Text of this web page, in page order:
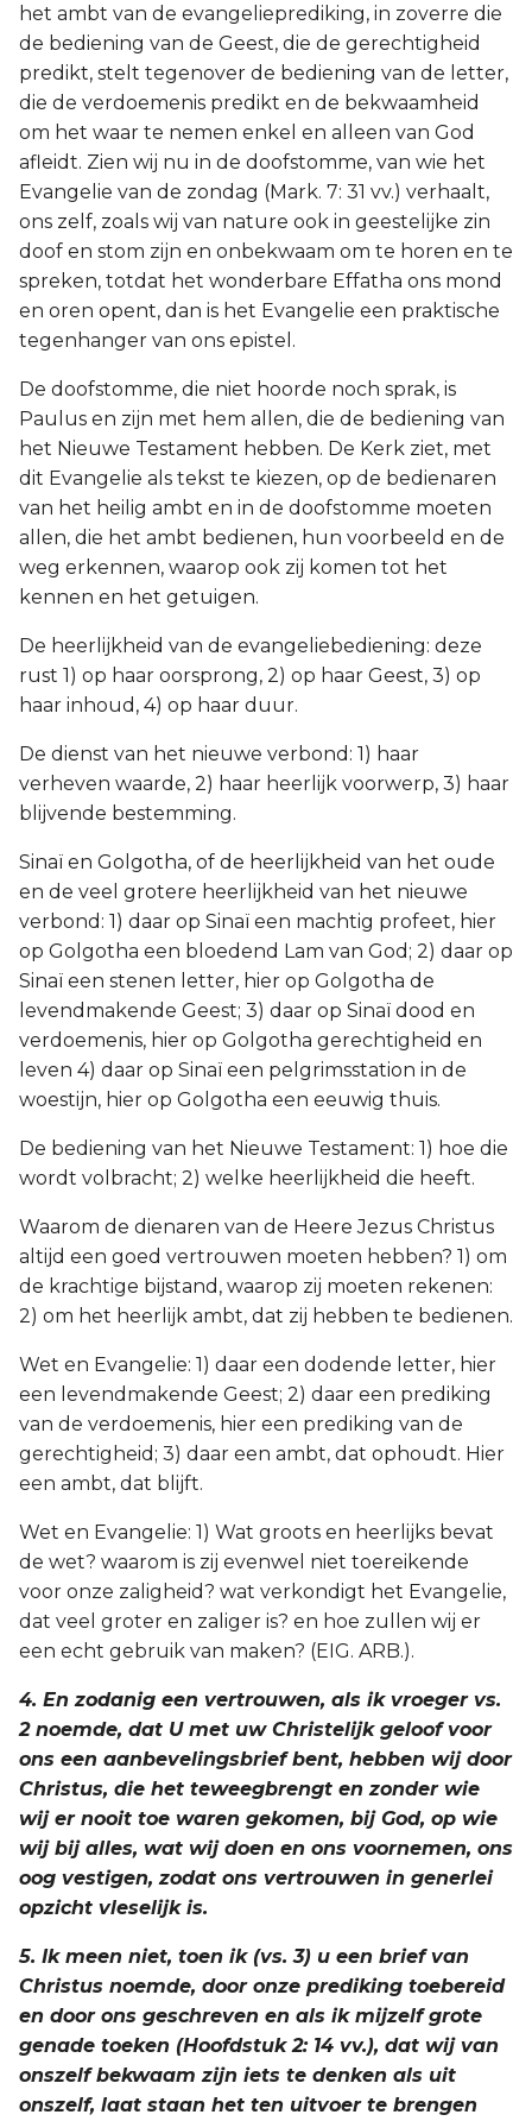
het ambt van de evangelieprediking, in zoverre die
de bediening van de Geest, die de gerechtigheid
predikt, stelt tegenover de bediening van de letter,
die de verdoemenis predikt en de bekwaamheid
om het waar te nemen enkel en alleen van God
afleidt. Zien wij nu in de doofstomme, van wie het
Evangelie van de zondag (Mark. 7: 31 vv.) verhaalt,
ons zelf, zoals wij van nature ook in geestelijke zin
doof en stom zijn en onbekwaam om te horen en te
spreken, totdat het wonderbare Effatha ons mond
en oren opent, dan is het Evangelie een praktische
tegenhanger van ons epistel.
De doofstomme, die niet hoorde noch sprak, is
Paulus en zijn met hem allen, die de bediening van
het Nieuwe Testament hebben. De Kerk ziet, met
dit Evangelie als tekst te kiezen, op de bedienaren
van het heilig ambt en in de doofstomme moeten
allen, die het ambt bedienen, hun voorbeeld en de
weg erkennen, waarop ook zij komen tot het
kennen en het getuigen.
De heerlijkheid van de evangeliebediening: deze
rust 1) op haar oorsprong, 2) op haar Geest, 3) op
haar inhoud, 4) op haar duur.
De dienst van het nieuwe verbond: 1) haar
verheven waarde, 2) haar heerlijk voorwerp, 3) haar
blijvende bestemming.
Sinaï en Golgotha, of de heerlijkheid van het oude
en de veel grotere heerlijkheid van het nieuwe
verbond: 1) daar op Sinaï een machtig profeet, hier
op Golgotha een bloedend Lam van God; 2) daar op
Sinaï een stenen letter, hier op Golgotha de
levendmakende Geest; 3) daar op Sinaï dood en
verdoemenis, hier op Golgotha gerechtigheid en
leven 4) daar op Sinaï een pelgrimsstation in de
woestijn, hier op Golgotha een eeuwig thuis.
De bediening van het Nieuwe Testament: 1) hoe die
wordt volbracht; 2) welke heerlijkheid die heeft.
Waarom de dienaren van de Heere Jezus Christus
altijd een goed vertrouwen moeten hebben? 1) om
de krachtige bijstand, waarop zij moeten rekenen:
2) om het heerlijk ambt, dat zij hebben te bedienen.
Wet en Evangelie: 1) daar een dodende letter, hier
een levendmakende Geest; 2) daar een prediking
van de verdoemenis, hier een prediking van de
gerechtigheid; 3) daar een ambt, dat ophoudt. Hier
een ambt, dat blijft.
Wet en Evangelie: 1) Wat groots en heerlijks bevat
de wet? waarom is zij evenwel niet toereikende
voor onze zaligheid? wat verkondigt het Evangelie,
dat veel groter en zaliger is? en hoe zullen wij er
een echt gebruik van maken? (EIG. ARB.).
4. En zodanig een vertrouwen, als ik vroeger vs.
2 noemde, dat U met uw Christelijk geloof voor
ons een aanbevelingsbrief bent, hebben wij door
Christus, die het teweegbrengt en zonder wie
wij er nooit toe waren gekomen, bij God, op wie
wij bij alles, wat wij doen en ons voornemen, ons
oog vestigen, zodat ons vertrouwen in generlei
opzicht vleselijk is.
5. Ik meen niet, toen ik (vs. 3) u een brief van
Christus noemde, door onze prediking toebereid
en door ons geschreven en als ik mijzelf grote
genade toeken (Hoofdstuk 2: 14 vv.), dat wij van
onszelf bekwaam zijn iets te denken als uit
onszelf, laat staan het ten uitvoer te brengen